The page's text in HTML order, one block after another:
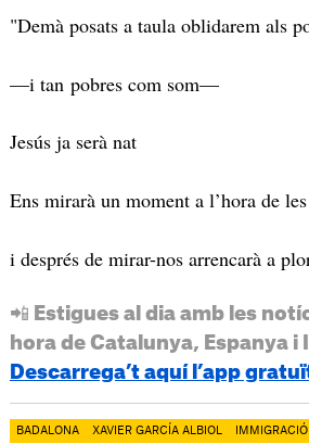
"Demà posats a taula oblidarem als
—i tan pobres com som—
Jesús ja serà nat
Ens mirarà un moment a l’hora de
i després de mirar-nos arrencarà a
📲 Estigues al dia amb les
hora de Catalunya, Espanya
Descarrega’t aquí l’app
BADALONA XAVIER GARCÍA ALBIOL IMMIGRACIÓ